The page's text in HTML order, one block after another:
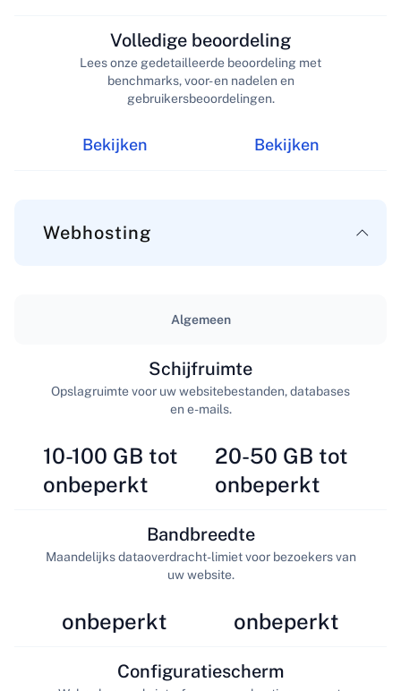
Bekijken
Volledige beoordeling
Lees onze gedetailleerde beoordeling met
benchmarks, voor- en nadelen en
gebruikersbeoordelingen.
Bekijken
Webhosting
Algemeen
10-100 GB tot
onbeperkt
Schijfruimte
Opslagruimte voor uw websitebestanden, databases
en e-mails.
20-50 GB tot
onbeperkt
onbeperkt
Bandbreedte
Maandelijks dataoverdracht-limiet voor bezoekers van
uw website.
onbeperkt
Configuratiescherm